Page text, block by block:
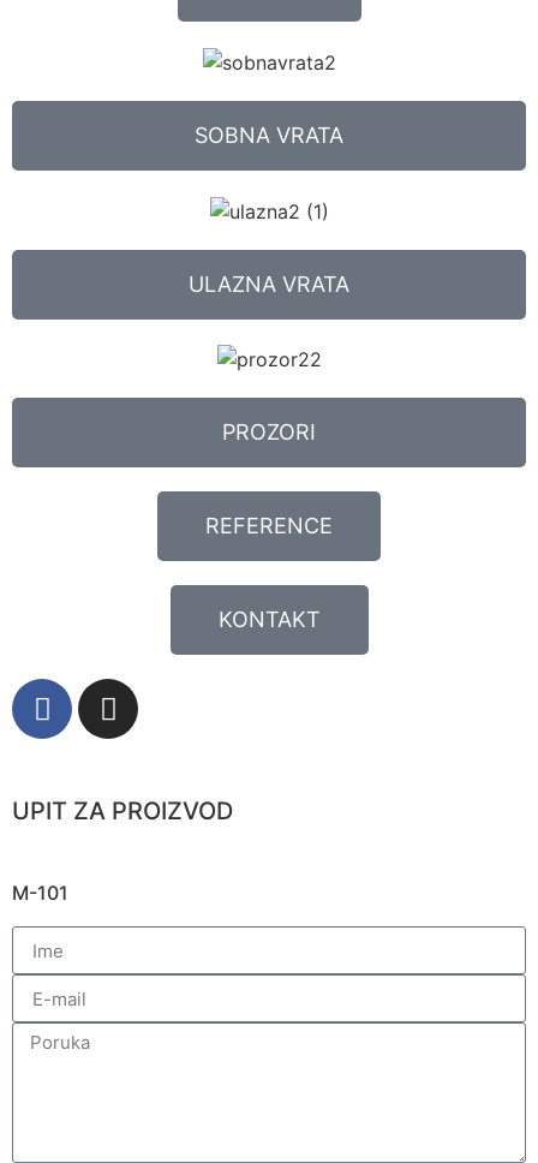
SOBNA VRATA
ULAZNA VRATA
PROZORI
REFERENCE
KONTAKT
UPIT ZA PROIZVOD
M-101